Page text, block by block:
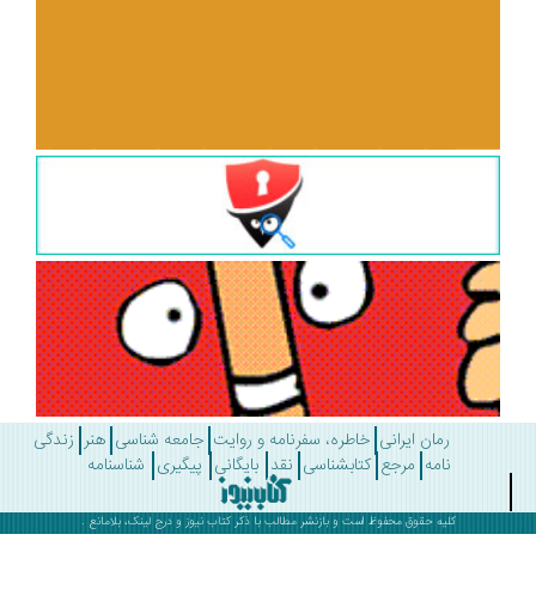
رمان ایرانی خاطره، سفرنامه و روایت جامعه شناسی هنر زندگی
مرجع کتابشناسی نقد بایگانی پیگیری شناسنامه
کلیه حقوق محفوظ است و بازنشر مطالب با ذکرکتاب نیوز و درج لینک، بلامانع .